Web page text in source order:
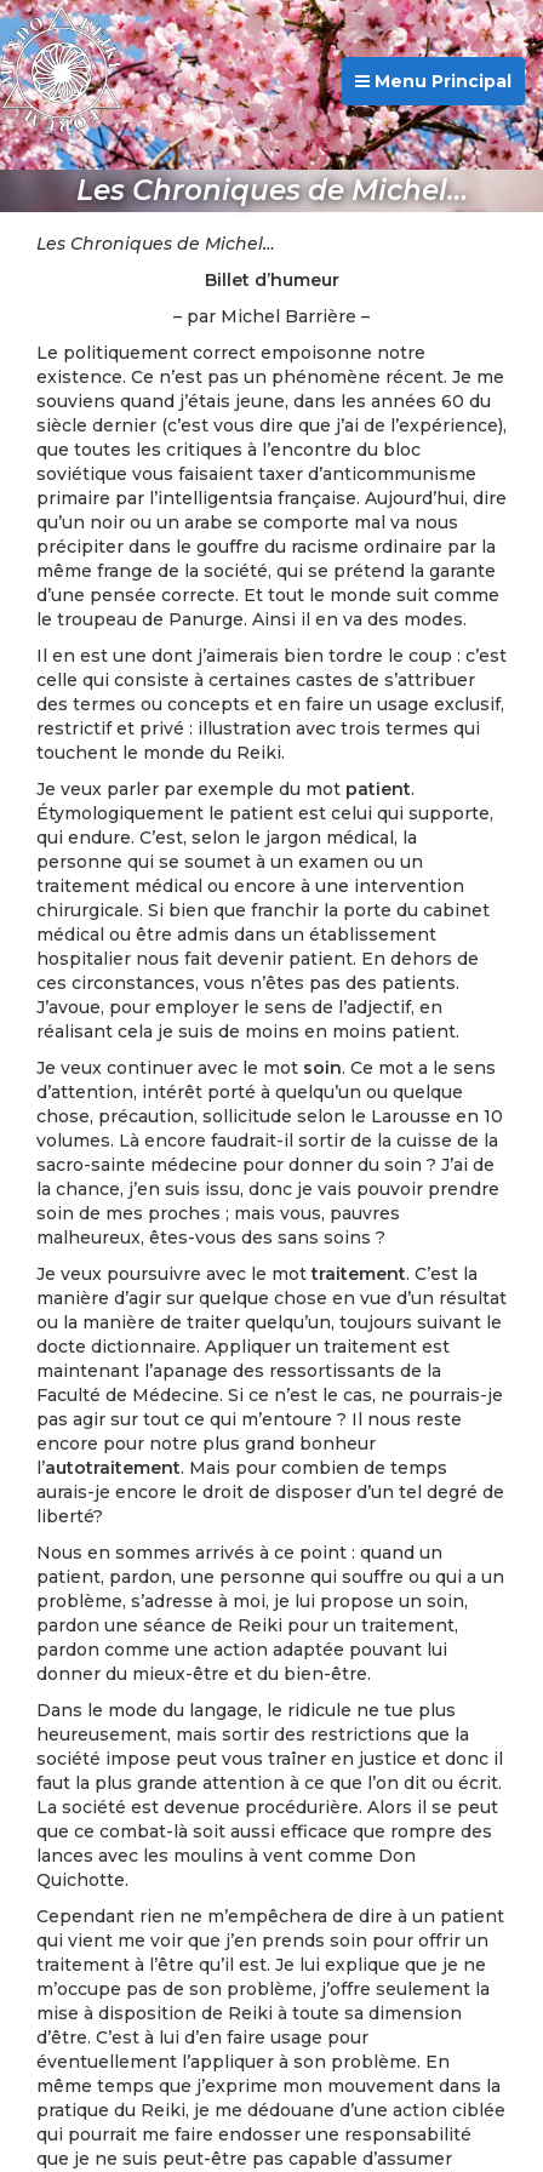
Menu Principal
Les Chroniques de Michel…
Les Chroniques de Michel…
Billet d’humeur
– par Michel Barrière –
Le politiquement correct empoisonne notre
existence. Ce n’est pas un phénomène récent. Je me
souviens quand j’étais jeune, dans les années 60 du
siècle dernier (c’est vous dire que j’ai de l’expérience),
que toutes les critiques à l’encontre du bloc
soviétique vous faisaient taxer d’anticommunisme
primaire par l’intelligentsia française. Aujourd’hui, dire
qu’un noir ou un arabe se comporte mal va nous
précipiter dans le gouffre du racisme ordinaire par la
même frange de la société, qui se prétend la garante
d’une pensée correcte. Et tout le monde suit comme
le troupeau de Panurge. Ainsi il en va des modes.
Il en est une dont j’aimerais bien tordre le coup : c’est
celle qui consiste à certaines castes de s’attribuer
des termes ou concepts et en faire un usage exclusif,
restrictif et privé : illustration avec trois termes qui
touchent le monde du Reiki.
Je veux parler par exemple du mot patient.
Étymologiquement le patient est celui qui supporte,
qui endure. C’est, selon le jargon médical, la
personne qui se soumet à un examen ou un
traitement médical ou encore à une intervention
chirurgicale. Si bien que franchir la porte du cabinet
médical ou être admis dans un établissement
hospitalier nous fait devenir patient. En dehors de
ces circonstances, vous n’êtes pas des patients.
J’avoue, pour employer le sens de l’adjectif, en
réalisant cela je suis de moins en moins patient.
Je veux continuer avec le mot soin. Ce mot a le sens
d’attention, intérêt porté à quelqu’un ou quelque
chose, précaution, sollicitude selon le Larousse en 10
volumes. Là encore faudrait-il sortir de la cuisse de la
sacro-sainte médecine pour donner du soin ? J’ai de
la chance, j’en suis issu, donc je vais pouvoir prendre
soin de mes proches ; mais vous, pauvres
malheureux, êtes-vous des sans soins ?
Je veux poursuivre avec le mottraitement. C’est la
manière d’agir sur quelque chose en vue d’un résultat
ou la manière de traiter quelqu’un, toujours suivant le
docte dictionnaire. Appliquer un traitement est
maintenant l’apanage des ressortissants de la
Faculté de Médecine. Si ce n’est le cas, ne pourrais-je
pas agir sur tout ce qui m’entoure ? Il nous reste
encore pour notre plus grand bonheur
l’autotraitement. Mais pour combien de temps
aurais-je encore le droit de disposer d’un tel degré de
liberté?
Nous en sommes arrivés à ce point : quand un
patient, pardon, une personne qui souffre ou qui a un
problème, s’adresse à moi, je lui propose un soin,
pardon une séance de Reiki pour un traitement,
pardon comme une action adaptée pouvant lui
donner du mieux-être et du bien-être.
Dans le mode du langage, le ridicule ne tue plus
heureusement, mais sortir des restrictions que la
société impose peut vous traîner en justice et donc il
faut la plus grande attention à ce que l’on dit ou écrit.
La société est devenue procédurière. Alors il se peut
que ce combat-là soit aussi efficace que rompre des
lances avec les moulins à vent comme Don
Quichotte.
Cependant rien ne m’empêchera de dire à un patient
qui vient me voir que j’en prends soin pour offrir un
traitement à l’être qu’il est. Je lui explique que je ne
m’occupe pas de son problème, j’offre seulement la
mise à disposition de Reiki à toute sa dimension
d’être. C’est à lui d’en faire usage pour
éventuellement l’appliquer à son problème. En
même temps que j’exprime mon mouvement dans la
pratique du Reiki, je me dédouane d’une action ciblée
qui pourrait me faire endosser une responsabilité
que je ne suis peut-être pas capable d’assumer